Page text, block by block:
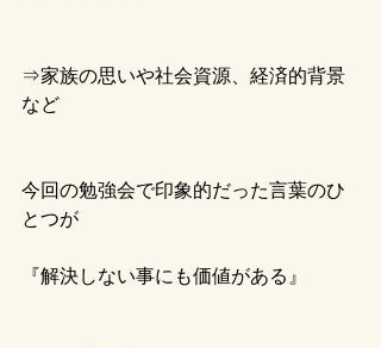
⇒家族の思いや社会資源、経済的背景
など
今回の勉強会で印象的だった言葉のひ
とつが
『解決しない事にも価値がある』